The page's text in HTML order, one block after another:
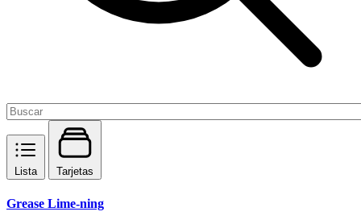
Lista Tarjetas
Grease Lime-ning